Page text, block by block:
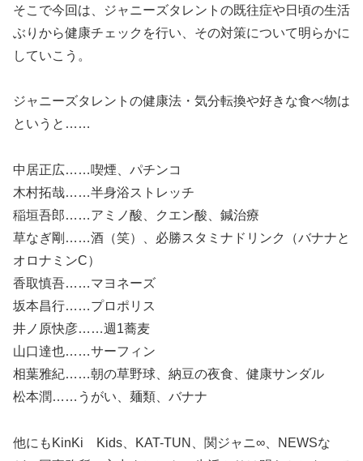
そこで今回は、ジャニーズタレントの既往症や日頃の生活
ぶりから健康チェックを行い、その対策について明らかに
していこう。
ジャニーズタレントの健康法・気分転換や好きな食べ物は
というと……
中居正広……喫煙、パチンコ
木村拓哉……半身浴ストレッチ
稲垣吾郎……アミノ酸、クエン酸、鍼治療
草なぎ剛……酒（笑）、必勝スタミナドリンク（バナナと
オロナミンC）
香取慎吾……マヨネーズ
坂本昌行……プロポリス
井ノ原快彦……週1蕎麦
山口達也……サーフィン
相葉雅紀……朝の草野球、納豆の夜食、健康サンダル
松本潤……うがい、麺類、バナナ
他にもKinKi Kids、KAT-TUN、関ジャニ∞、NEWSな